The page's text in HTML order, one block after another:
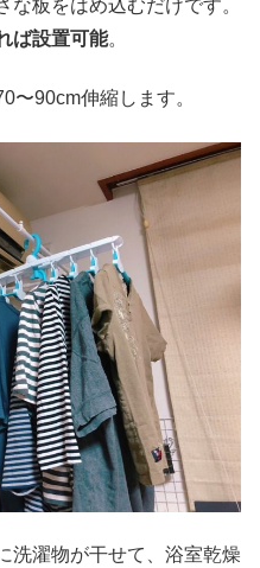
板をはめ込むだけです。
ば設置可能。
〜90cm伸縮します。
洗濯物が干せて、浴室乾燥